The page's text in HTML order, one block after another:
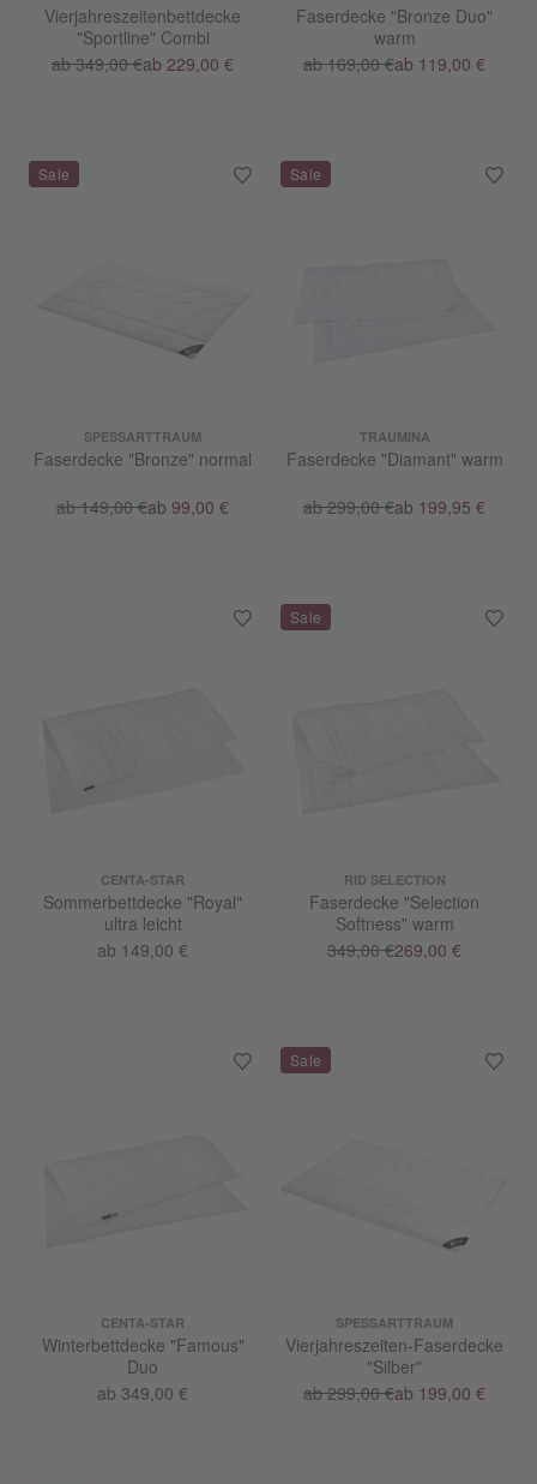
Vierjahreszeitenbettdecke
"Sportline" Combi
ab 349,00 €ab 229,00 €
Faserdecke "Bronze Duo"
warm
ab 169,00 €ab 119,00 €
SPESSARTTRAUM
Faserdecke "Bronze" normal
ab 149,00 €ab 99,00 €
TRAUMINA
Faserdecke "Diamant" warm
ab 299,00 €ab 199,95 €
CENTA-STAR
Sommerbettdecke "Royal"
ultra leicht
ab 149,00 €
RID SELECTION
Faserdecke "Selection
Softness" warm
349,00 €269,00 €
CENTA-STAR
Winterbettdecke "Famous"
Duo
ab 349,00 €
SPESSARTTRAUM
Vierjahreszeiten-Faserdecke
"Silber"
ab 299,00 €ab 199,00 €